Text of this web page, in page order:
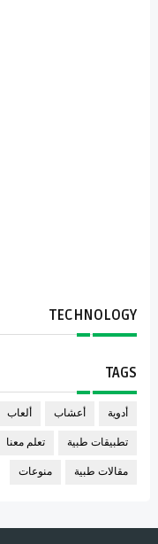
TECHNOLOGY
TAGS
أدوية أعشاب ألعاب
تطبيقات طبية تعلم معنا
مقالات طبية منوعات